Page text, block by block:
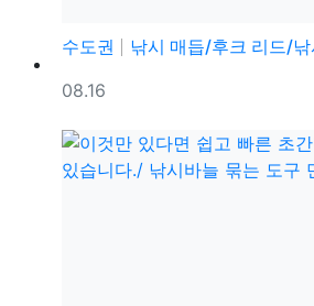
수도권
낚시 매듭/후크 리드/낚시 매듭
등록일
08.16